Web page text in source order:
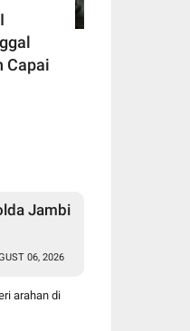
Capai
Jambi
2026,
06, 2026
arahan di